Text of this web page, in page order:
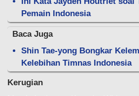
Pemain Indonesia
Baca Juga
Shin Tae-yong Bongkar
Kelebihan Timnas Indonesia
Kerugian